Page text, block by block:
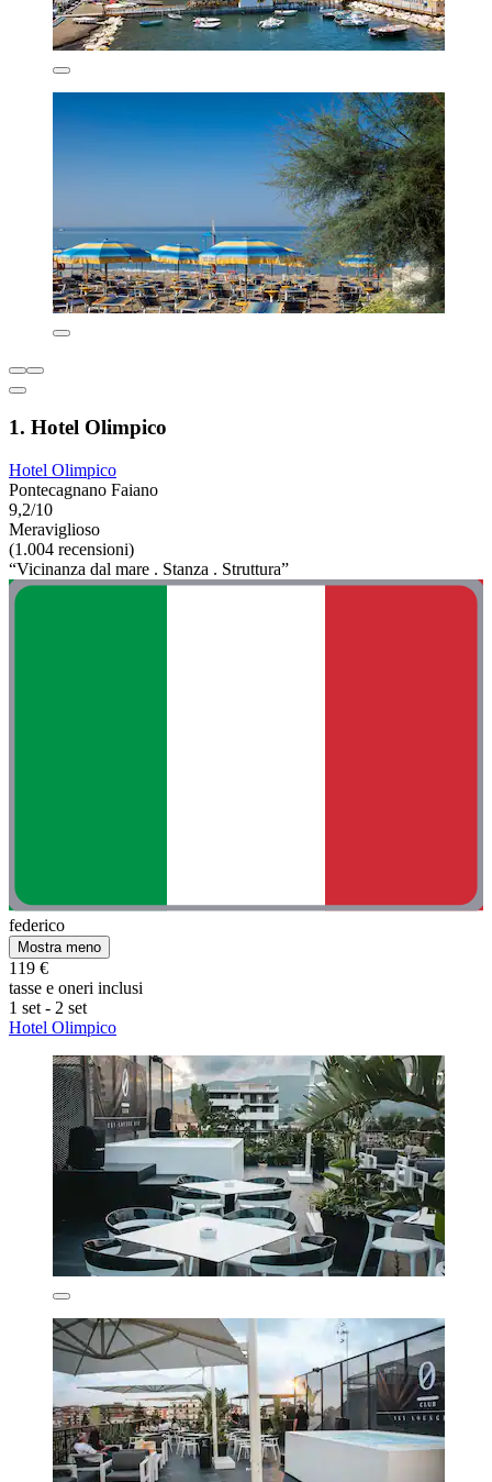
1. Hotel Olimpico
Hotel Olimpico
Pontecagnano Faiano
9,2/10
Meraviglioso
(1.004 recensioni)
“Vicinanza dal mare . Stanza . Struttura”
federico
Mostra meno
119 €
tasse e oneri inclusi
1 set - 2 set
Hotel Olimpico